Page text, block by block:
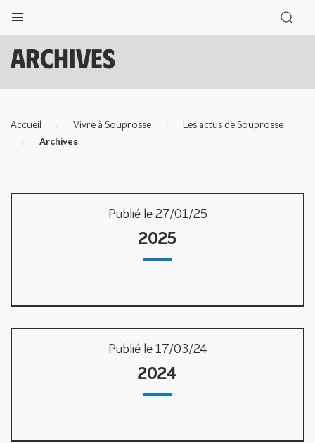
Archives
Accueil Vivre à Souprosse
Les actus de Souprosse
Archives
Publié le 27/01/25
2025
Publié le 17/03/24
2024